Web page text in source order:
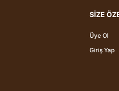
SİZE
Üye Ol
Giriş Yap